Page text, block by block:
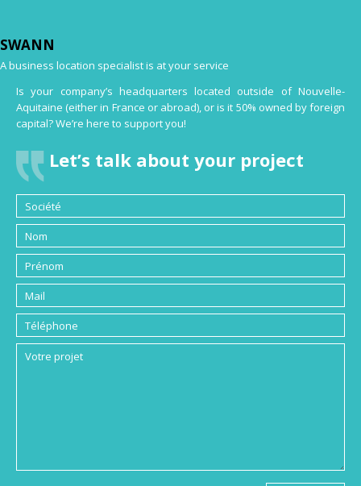
SWANN
A business location specialist is at your service
Is your company’s headquarters located outside of Nouvelle-
Aquitaine (either in France or abroad), or is it 50% owned by foreign
capital? We’re here to support you!
Let’s talk about your project